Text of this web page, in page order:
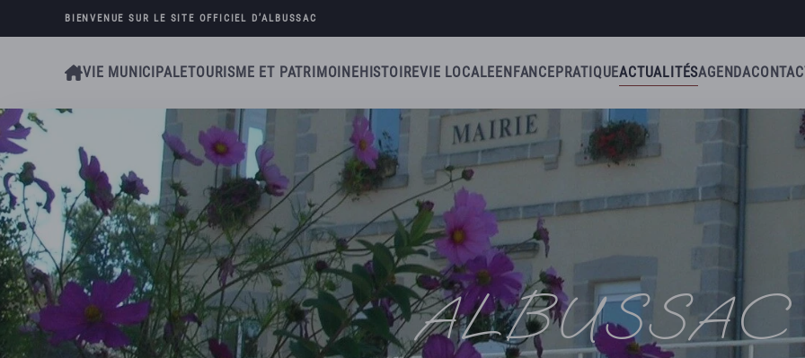
Skip to main content
BIENVENUE SUR LE SITE OFFICIEL D’ALBUSSAC
VIE MUNICIPALETOURISME ET PATRIMOINEHISTOIREVIE LOCALEENFANCEPRATIQUEACTUALITÉSAGENDA
ALBUSSAC